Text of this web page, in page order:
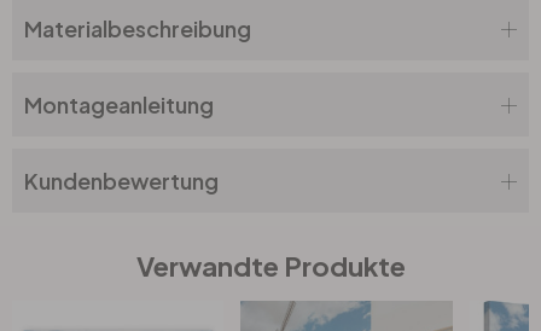
Materialbeschreibung
Montageanleitung
Kundenbewertung
Verwandte Produkte